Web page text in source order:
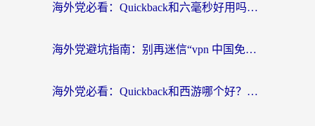
海外党必看：Quickback和六毫秒好用吗？3步选对回国加速器，无缝刷国内剧玩游戏
海外党避坑指南：别再迷信“vpn 中国免费”，选对回国加速器才能无缝刷国内资源
海外党必看：Quickback和西游哪个好？3个维度教你选对回国加速器